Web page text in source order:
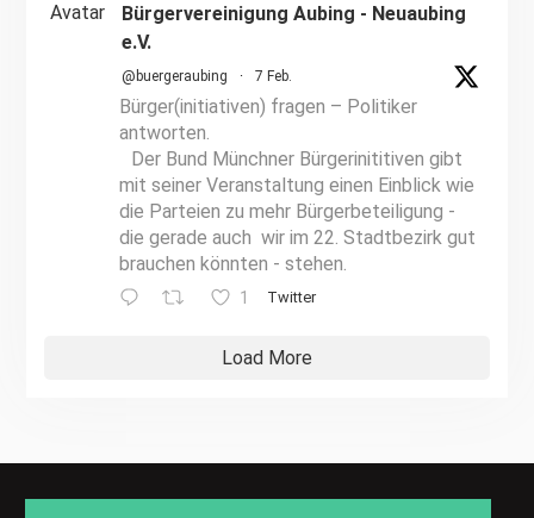
Avatar
Bürgervereinigung Aubing - Neuaubing
e.V.
@buergeraubing · 7 Feb.
Bürger(initiativen) fragen – Politiker
antworten.
Der Bund Münchner Bürgerinititiven gibt
mit seiner Veranstaltung einen Einblick wie
die Parteien zu mehr Bürgerbeteiligung -
die gerade auch wir im 22. Stadtbezirk gut
brauchen könnten - stehen.
1 Twitter
Load More